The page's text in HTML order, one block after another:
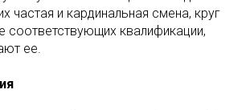
частая и кардинальная смена, круг
соответствующих квалификации,
ее.